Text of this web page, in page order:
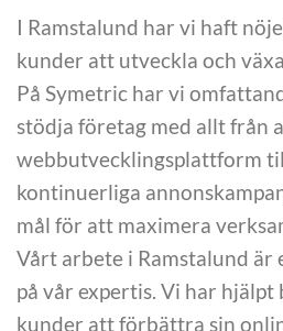
I Ramstalund har vi haft
kunder att utveckla och
På Symetric har vi
stödja företag med allt från
webbutvecklingsplattform
kontinuerliga
mål för att maximera
Vårt arbete i Ramstalund är
på vår expertis. Vi har hjälpt
kunder att förbättra sin